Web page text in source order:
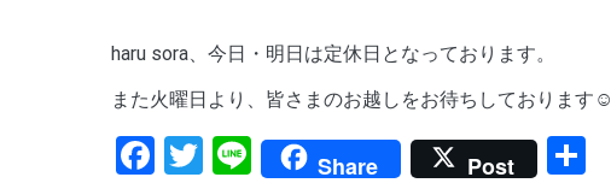
haru sora、今日・明日は定休日となっております。
また火曜日より、皆さまのお越しをお待ちしております☺️
Facebook
Twitter
LineShare Post